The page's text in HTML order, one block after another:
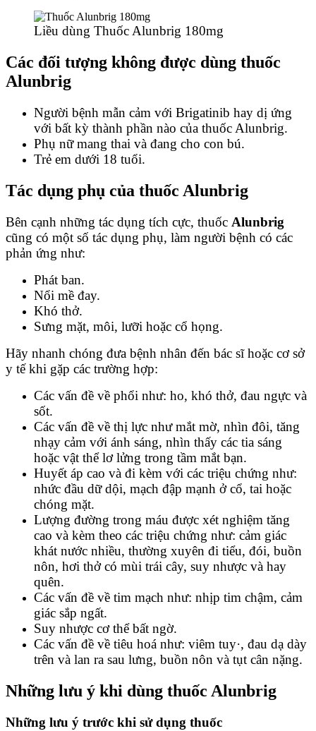
Liều dùng Thuốc Alunbrig 180mg
Các đối tượng không được dùng thuốc
Alunbrig
Người bệnh mẫn cảm với Brigatinib hay dị ứng
với bất kỳ thành phần nào của thuốc Alunbrig.
Phụ nữ mang thai và đang cho con bú.
Trẻ em dưới 18 tuổi.
Tác dụng phụ của thuốc Alunbrig
Bên cạnh những tác dụng tích cực, thuốc Alunbrig
cũng có một số tác dụng phụ, làm người bệnh có các
phản ứng như:
Phát ban.
Nổi mề đay.
Khó thở.
Sưng mặt, môi, lưỡi hoặc cổ họng.
Hãy nhanh chóng đưa bệnh nhân đến bác sĩ hoặc cơ sở
y tế khi gặp các trường hợp:
Các vấn đề về phổi như: ho, khó thở, đau ngực và
sốt.
Các vấn đề về thị lực như mắt mờ, nhìn đôi, tăng
nhạy cảm với ánh sáng, nhìn thấy các tia sáng
hoặc vật thể lơ lửng trong tầm mắt bạn.
Huyết áp cao và đi kèm với các triệu chứng như:
nhức đầu dữ dội, mạch đập mạnh ở cổ, tai hoặc
chóng mặt.
Lượng đường trong máu được xét nghiệm tăng
cao và kèm theo các triệu chứng như: cảm giác
khát nước nhiều, thường xuyên đi tiểu, đói, buồn
nôn, hơi thở có mùi trái cây, suy nhược và hay
quên.
Các vấn đề về tim mạch như: nhịp tim chậm, cảm
giác sắp ngất.
Suy nhược cơ thể bất ngờ.
Các vấn đề về tiêu hoá như: viêm tuy·, đau dạ dày
trên và lan ra sau lưng, buồn nôn và tụt cân nặng.
Những lưu ý khi dùng thuốc Alunbrig
Những lưu ý trước khi sử dụng thuốc